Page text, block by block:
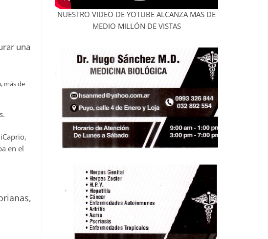
una
más de
en el
NUESTRO VIDEO DE YOTUBE ALCANZA MAS DE
MEDIO MILLÓN DE VISTAS